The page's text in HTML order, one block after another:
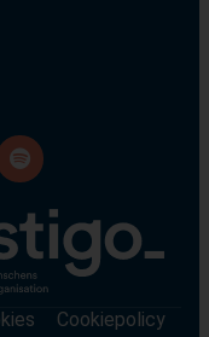
Cookiepolicy